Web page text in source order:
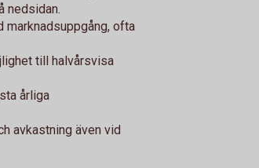
nedsidan.
marknadsuppgång, ofta
till halvårsvisa
årliga
avkastning även vid